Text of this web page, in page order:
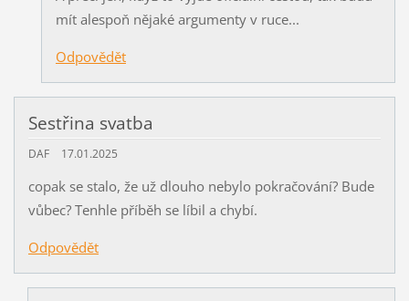
mít alespoň nějaké argumenty v ruce...
Odpovědět
Sestřina svatba
DAF 17.01.2025
copak se stalo, že už dlouho nebylo pokračování? Bude
vůbec? Tenhle příběh se líbil a chybí.
Odpovědět